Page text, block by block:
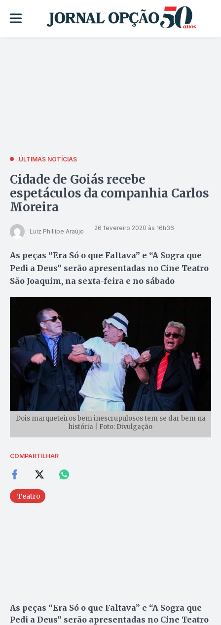
ÚLTIMAS NOTÍCIAS
Cidade de Goiás recebe
espetáculos da companhia Carlos
Moreira
Luiz Phillipe Araújo 26 fevereiro 2020 às 16h36
As peças “Era Só o que Faltava” e “A Sogra que
Pedi a Deus” serão apresentadas no Cine Teatro
São Joaquim, na sexta-feira e no sábado
Dois marqueteiros bem inescrupulosos tem se dar bem na
história | Foto: Divulgação
COMPARTILHAR
Teatro
As peças “Era Só o que Faltava” e “A Sogra que
Pedi a Deus” serão apresentadas no Cine Teatro